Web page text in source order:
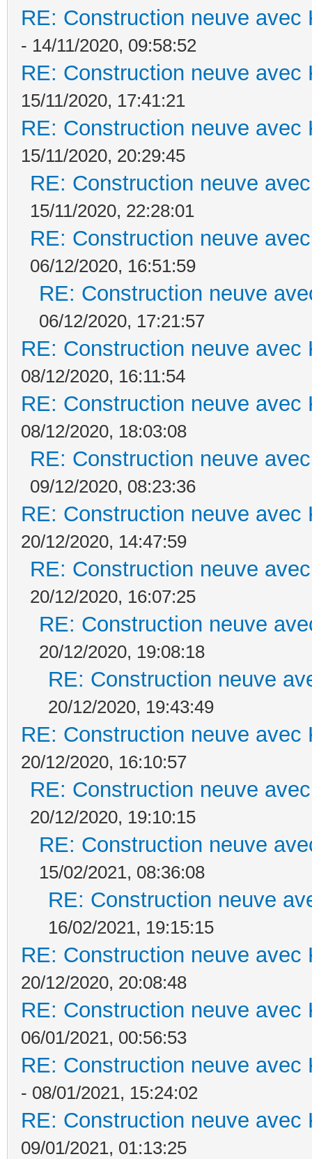
RE: Construction neuve avec
- 14/11/2020, 09:58:52
RE: Construction neuve avec
15/11/2020, 17:41:21
RE: Construction neuve avec
15/11/2020, 20:29:45
RE: Construction neuve
15/11/2020, 22:28:01
RE: Construction neuve
06/12/2020, 16:51:59
RE: Construction neuve
06/12/2020, 17:21:57
RE: Construction neuve avec
08/12/2020, 16:11:54
RE: Construction neuve avec
08/12/2020, 18:03:08
RE: Construction neuve
09/12/2020, 08:23:36
RE: Construction neuve avec
20/12/2020, 14:47:59
RE: Construction neuve
20/12/2020, 16:07:25
RE: Construction neuve
20/12/2020, 19:08:18
RE: Construction neuve
20/12/2020, 19:43:49
RE: Construction neuve avec
20/12/2020, 16:10:57
RE: Construction neuve
20/12/2020, 19:10:15
RE: Construction neuve
15/02/2021, 08:36:08
RE: Construction neuve
16/02/2021, 19:15:15
RE: Construction neuve avec
20/12/2020, 20:08:48
RE: Construction neuve avec
06/01/2021, 00:56:53
RE: Construction neuve avec
- 08/01/2021, 15:24:02
RE: Construction neuve avec
09/01/2021, 01:13:25